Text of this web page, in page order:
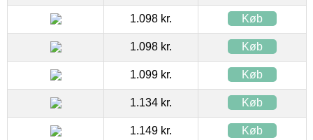
1.098 kr. Køb
1.098 kr. Køb
1.099 kr. Køb
1.134 kr. Køb
1.149 kr. Køb